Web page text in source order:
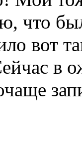
что
вот
в